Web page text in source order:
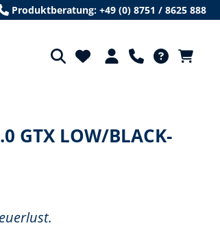
Produktberatung: +49 (0) 8751 / 8625 888
GTX LOW/BLACK-